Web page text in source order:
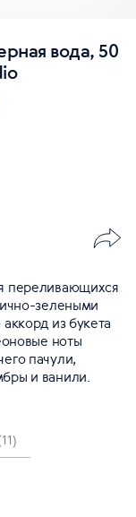
вода, 50
переливающихся
зелеными
из букета
ноты
пачули,
и ванили.